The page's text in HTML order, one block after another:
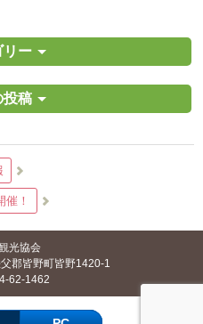
リー
投稿
！
光協会
郡皆野町皆野1420-1
62-1462